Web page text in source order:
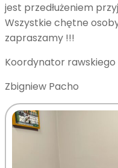
jest przedłużeniem
Wszystkie chętne
zapraszamy !!!
Koordynator rawskiego
Zbigniew Pacho